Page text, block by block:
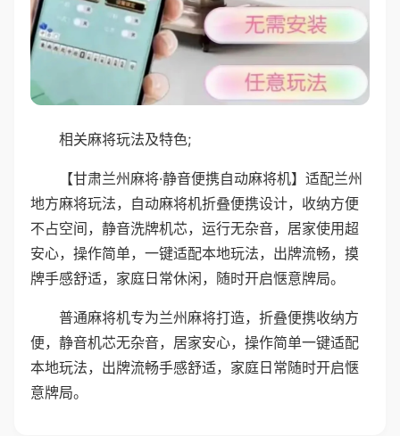
相关麻将玩法及特色;
【甘肃兰州麻将·静音便携自动麻将机】适配兰州
地方麻将玩法，自动麻将机折叠便携设计，收纳方便
不占空间，静音洗牌机芯，运行无杂音，居家使用超
安心，操作简单，一键适配本地玩法，出牌流畅，摸
牌手感舒适，家庭日常休闲，随时开启惬意牌局。
普通麻将机专为兰州麻将打造，折叠便携收纳方
便，静音机芯无杂音，居家安心，操作简单一键适配
本地玩法，出牌流畅手感舒适，家庭日常随时开启惬
意牌局。